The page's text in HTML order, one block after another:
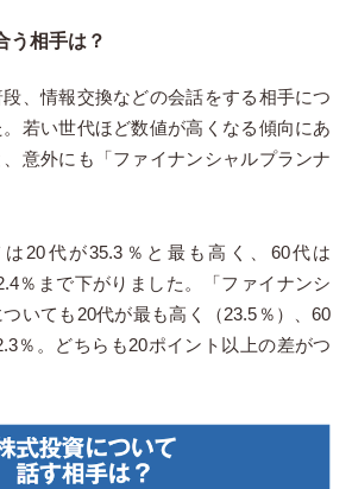
う相手は？
、情報交換などの会話をする相手につ
若い世代ほど数値が高くなる傾向にあ
意外にも「ファイナンシャルプランナ
は20代が35.3％と最も高く、60代は
％まで下がりました。「ファイナンシ
いても20代が最も高く（23.5％）、60
％。どちらも20ポイント以上の差がつ